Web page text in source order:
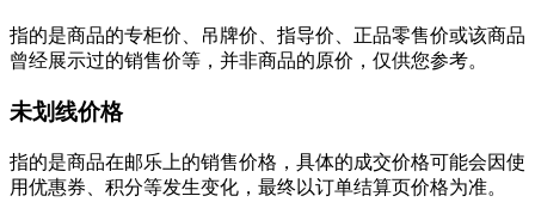
指的是商品的专柜价、吊牌价、指导价、正品零售价或该商品
曾经展示过的销售价等，并非商品的原价，仅供您参考。
未划线价格
指的是商品在邮乐上的销售价格，具体的成交价格可能会因使
用优惠券、积分等发生变化，最终以订单结算页价格为准。